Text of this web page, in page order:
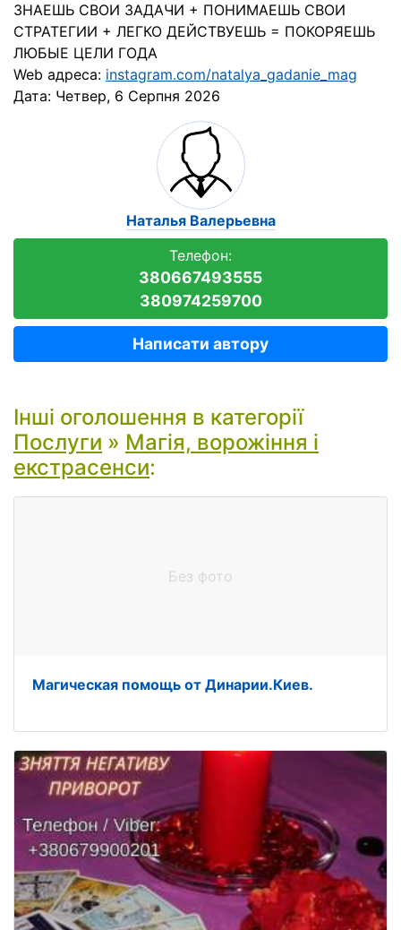
ЗНАЕШЬ СВОИ ЗАДАЧИ + ПОНИМАЕШЬ СВОИ
СТРАТЕГИИ + ЛЕГКО ДЕЙСТВУЕШЬ = ПОКОРЯЕШЬ
ЛЮБЫЕ ЦЕЛИ ГОДА
Web адреса: instagram.com/natalya_gadanie_mag
Дата: Четвер, 6 Серпня 2026
Наталья Валерьевна
Телефон:
380667493555
380974259700
Написати автору
Інші оголошення в категорії
Послуги » Магія, ворожіння і
екстрасенси:
Без фото
Магическая помощь от Динарии.Киев.